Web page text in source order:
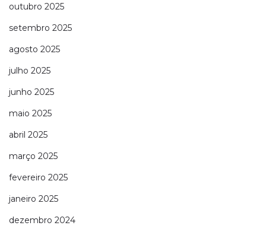
outubro 2025
setembro 2025
agosto 2025
julho 2025
junho 2025
maio 2025
abril 2025
março 2025
fevereiro 2025
janeiro 2025
dezembro 2024